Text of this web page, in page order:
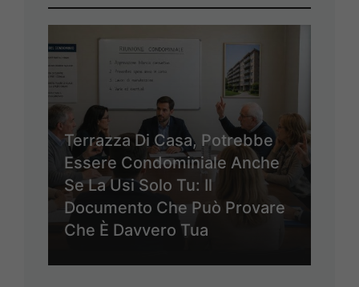
Terrazza Di Casa, Potrebbe
Essere Condominiale Anche
Se La Usi Solo Tu: Il
Documento Che Può Provare
Che È Davvero Tua